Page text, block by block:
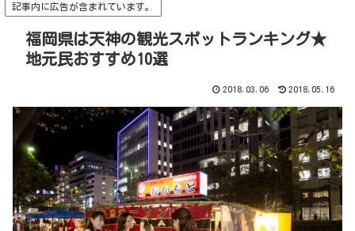
記事内に広告が含まれています。
福岡県は天神の観光スポットランキング★
地元民おすすめ10選
2018.03.06 2018.05.16